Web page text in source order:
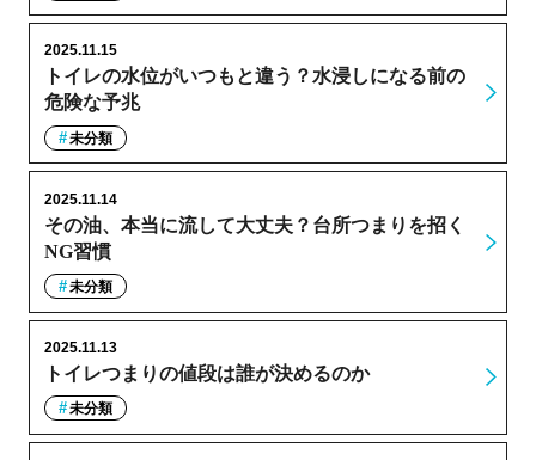
トイレの水位がいつもと違う？水浸しになる前の
危険な予兆
2025.11.15
未分類
その油、本当に流して大丈夫？台所つまりを招く
NG習慣
2025.11.14
未分類
トイレつまりの値段は誰が決めるのか
2025.11.13
未分類